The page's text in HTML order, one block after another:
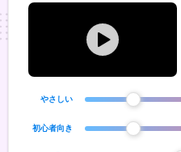
やさしい
初心者向き